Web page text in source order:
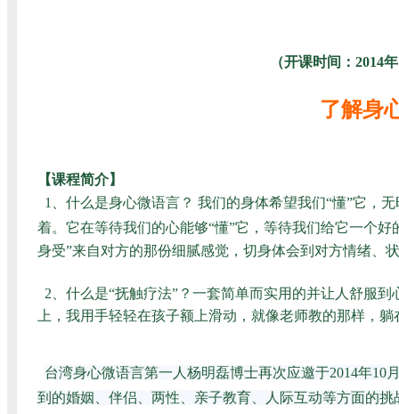
（开课时间：2014
了解身
【课程简介】
1、什么是身心微语言？ 我们的身体希望我们“懂”它，
着。它在等待我们的心能够“懂”它，等待我们给它一个好
身受”来自对方的那份细腻感觉，切身体会到对方情绪、
2、什么是“抚触疗法”？一套简单而实用的并让人舒服
上，我用手轻轻在孩子额上滑动，就像老师教的那样，
台湾身心微语言第一人杨明磊博士再次应邀于2014年10
到的婚姻、伴侣、两性、亲子教育、人际互动等方面的